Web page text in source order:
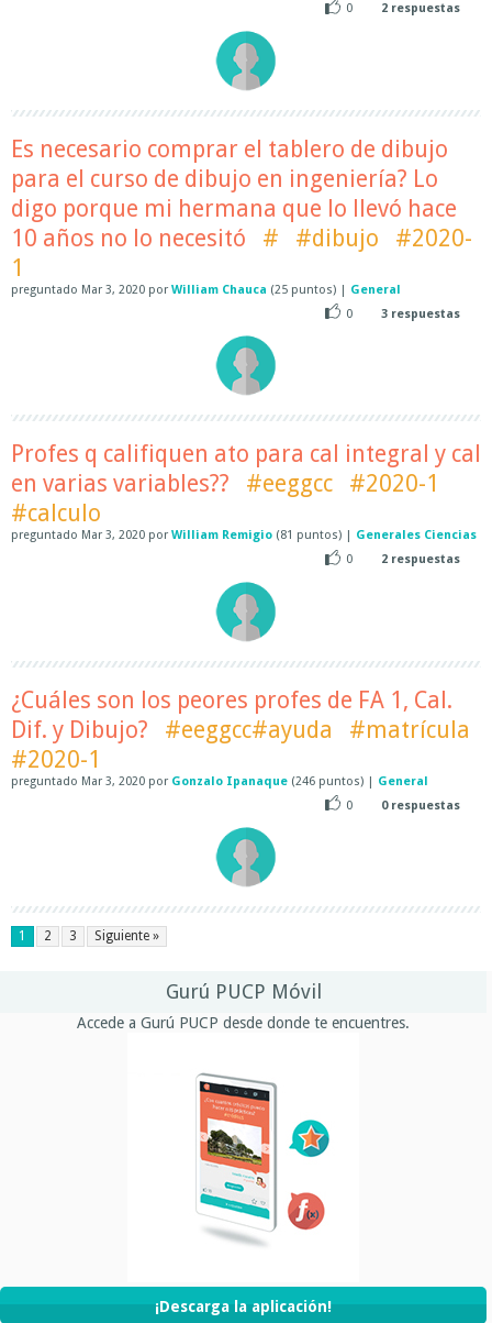
0
2 respuestas
Es necesario comprar el tablero de dibujo
para el curso de dibujo en ingeniería? Lo
digo porque mi hermana que lo llevó hace
10 años no lo necesitó
# #dibujo
#2020-
1
preguntado Mar 3, 2020 por William Chauca (25 puntos) | General
0
3 respuestas
Profes q califiquen ato para cal integral y cal
en varias variables??
#eeggcc
#2020-1
#calculo
preguntado Mar 3, 2020 por William Remigio (81 puntos) | Generales Ciencias
0
2 respuestas
¿Cuáles son los peores profes de FA 1, Cal.
Dif. y Dibujo?
#eeggcc#ayuda
#matrícula
#2020-1
preguntado Mar 3, 2020 por Gonzalo Ipanaque (246 puntos) | General
0
0respuestas
1 2 3 Siguiente »
Gurú PUCP Móvil
Accede a Gurú PUCP desde donde te encuentres.
¡Descarga la aplicación!